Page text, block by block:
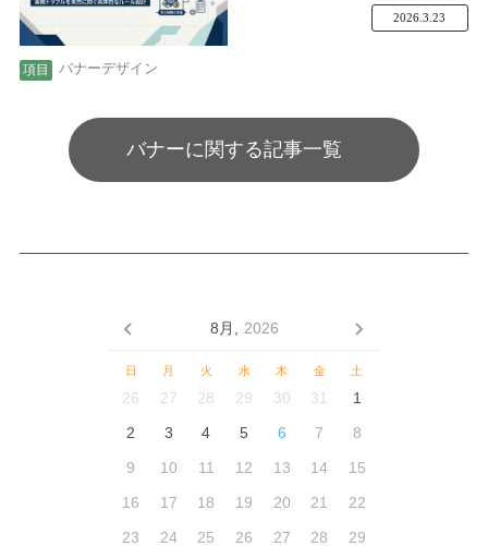
バナーデザイン
2026.3.23
バナーに関する記事一覧
8月, 2026
日 月 火 水 木 金 土
26 27 28 29 30 31
1
2
3 4 5 6 7
8
9
10 11 12 13 14
15
16
17 18 19 20 21
22
23
24 25 26 27 28 29